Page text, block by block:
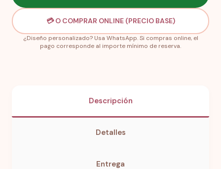
💳 O COMPRAR ONLINE (PRECIO BASE)
¿Diseño personalizado? Usa WhatsApp. Si compras online, el
pago corresponde al importe mínimo de reserva.
Descripción
Detalles
Entrega